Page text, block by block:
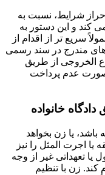
شرایط، نسبت به
کند و این دستور به
سریع تر از اقدام از
مندرج در سند رسمی
الخروجی از طریق
عدم پرداخت
خانواده
یا زن بخواهد
یا اجرت المثل را نیز
یا تعهداتی غیر از وجه
کند. زن با تنظیم